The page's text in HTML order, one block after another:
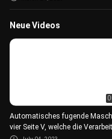
Neue Videos
Automatisches fugende
vier Seite V, welche die